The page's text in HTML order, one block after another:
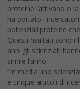
proteine l’attivano o
ha portato i
potenziali proteine
Questi risultati sono
anni gli scienziati
simile l’anno.
“In media uno
e cinque articoli di